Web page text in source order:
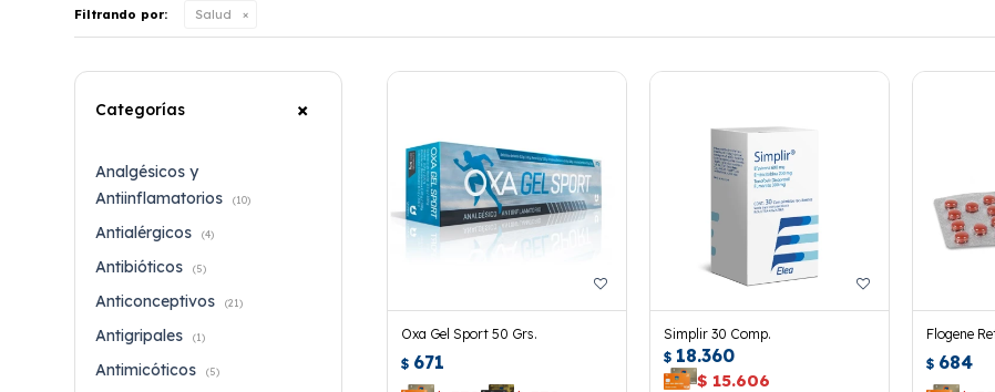
Filtrando por: Salud
Oxa Gel Sport 50 Grs.
$ 671
Simplir 30 Comp.
$ 18.360
$ 15.606
Flogene
$ 684
Categorías
Analgésicos y
Antiinflamatorios
(10)
Antialérgicos (4)
Antibióticos (5)
Anticonceptivos (21)
Antigripales (1)
Antimicóticos (5)